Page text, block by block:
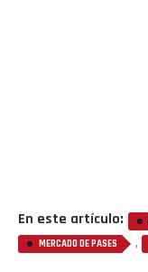
En este artículo:
MERCADO DE PASES ,